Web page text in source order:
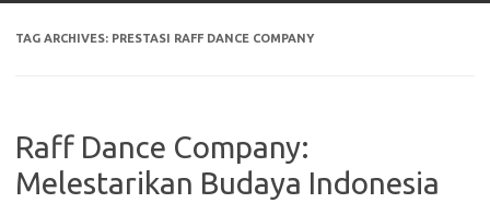
TAG ARCHIVES: PRESTASI RAFF DANCE COMPANY
Raff Dance Company:
Melestarikan Budaya Indonesia